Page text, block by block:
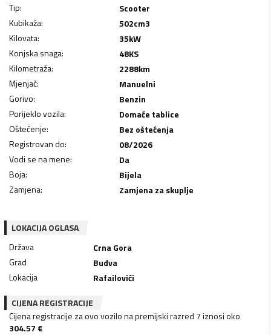
Tip:
Scooter
Kubikaža: 502cm3
Kilovata: 35kW
Konjska snaga: 48KS
Kilometraža: 2288km
Mjenjač:
Manuelni
Gorivo:
Benzin
Porijeklo vozila:
Domaće tablice
Oštećenje:
Bez oštećenja
Registrovan do:
08/2026
Vodi se na mene:
Da
Boja:
Bijela
Zamjena: Zamjena za skuplje
LOKACIJA OGLASA
Država
Crna Gora
Grad
Budva
Lokacija
Rafailovići
CIJENA REGISTRACIJE
Cijena registracije za ovo vozilo na premijski razred 7 iznosi oko
304.57 €